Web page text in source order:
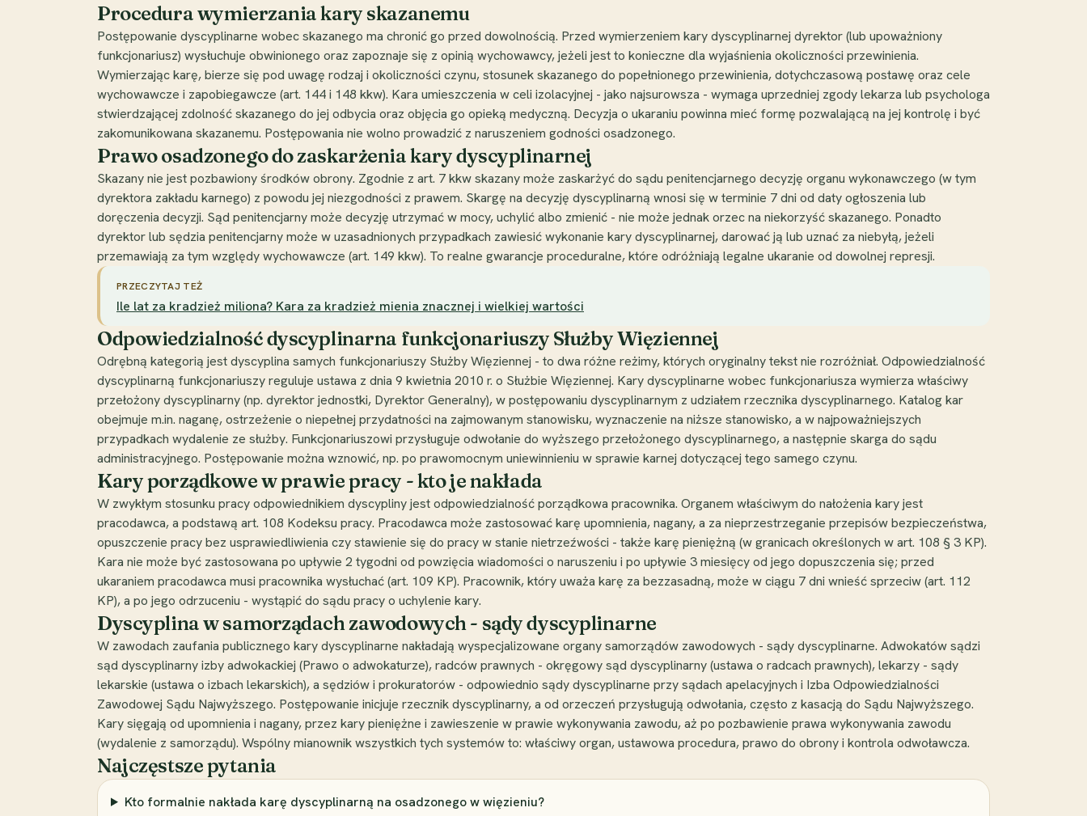
Procedura wymierzania kary skazanemu
Postępowanie dyscyplinarne wobec skazanego ma chronić go przed dowolnością. Przed wymierzeniem kary dyscyplinarnej dyrektor (lub upoważniony
funkcjonariusz) wysłuchuje obwinionego oraz zapoznaje się z opinią wychowawcy, jeżeli jest to konieczne dla wyjaśnienia okoliczności przewinienia.
Wymierzając karę, bierze się pod uwagę rodzaj i okoliczności czynu, stosunek skazanego do popełnionego przewinienia, dotychczasową postawę oraz cele
wychowawcze i zapobiegawcze (art. 144 i 148 kkw). Kara umieszczenia w celi izolacyjnej - jako najsurowsza - wymaga uprzedniej zgody lekarza lub psychologa
stwierdzającej zdolność skazanego do jej odbycia oraz objęcia go opieką medyczną. Decyzja o ukaraniu powinna mieć formę pozwalającą na jej kontrolę i być
zakomunikowana skazanemu. Postępowania nie wolno prowadzić z naruszeniem godności osadzonego.
Prawo osadzonego do zaskarżenia kary dyscyplinarnej
Skazany nie jest pozbawiony środków obrony. Zgodnie z art. 7 kkw skazany może zaskarżyć do sądu penitencjarnego decyzję organu wykonawczego (w tym
dyrektora zakładu karnego) z powodu jej niezgodności z prawem. Skargę na decyzję dyscyplinarną wnosi się w terminie 7 dni od daty ogłoszenia lub
doręczenia decyzji. Sąd penitencjarny może decyzję utrzymać w mocy, uchylić albo zmienić - nie może jednak orzec na niekorzyść skazanego. Ponadto
dyrektor lub sędzia penitencjarny może w uzasadnionych przypadkach zawiesić wykonanie kary dyscyplinarnej, darować ją lub uznać za niebyłą, jeżeli
przemawiają za tym względy wychowawcze (art. 149 kkw). To realne gwarancje proceduralne, które odróżniają legalne ukaranie od dowolnej represji.
PRZECZYTAJ TEŻ
Ile lat za kradzież miliona? Kara za kradzież mienia znacznej i wielkiej wartości
Odpowiedzialność dyscyplinarna funkcjonariuszy Służby Więziennej
Odrębną kategorią jest dyscyplina samych funkcjonariuszy Służby Więziennej - to dwa różne reżimy, których oryginalny tekst nie rozróżniał. Odpowiedzialność
dyscyplinarną funkcjonariuszy reguluje ustawa z dnia 9 kwietnia 2010 r. o Służbie Więziennej. Kary dyscyplinarne wobec funkcjonariusza wymierza właściwy
przełożony dyscyplinarny (np. dyrektor jednostki, Dyrektor Generalny), w postępowaniu dyscyplinarnym z udziałem rzecznika dyscyplinarnego. Katalog kar
obejmuje m.in. naganę, ostrzeżenie o niepełnej przydatności na zajmowanym stanowisku, wyznaczenie na niższe stanowisko, a w najpoważniejszych
przypadkach wydalenie ze służby. Funkcjonariuszowi przysługuje odwołanie do wyższego przełożonego dyscyplinarnego, a następnie skarga do sądu
administracyjnego. Postępowanie można wznowić, np. po prawomocnym uniewinnieniu w sprawie karnej dotyczącej tego samego czynu.
Kary porządkowe w prawie pracy - kto je nakłada
W zwykłym stosunku pracy odpowiednikiem dyscypliny jest odpowiedzialność porządkowa pracownika. Organem właściwym do nałożenia kary jest
pracodawca, a podstawą art. 108 Kodeksu pracy. Pracodawca może zastosować karę upomnienia, nagany, a za nieprzestrzeganie przepisów bezpieczeństwa,
opuszczenie pracy bez usprawiedliwienia czy stawienie się do pracy w stanie nietrzeźwości - także karę pieniężną (w granicach określonych w art. 108 § 3 KP).
Kara nie może być zastosowana po upływie 2 tygodni od powzięcia wiadomości o naruszeniu i po upływie 3 miesięcy od jego dopuszczenia się; przed
ukaraniem pracodawca musi pracownika wysłuchać (art. 109 KP). Pracownik, który uważa karę za bezzasadną, może w ciągu 7 dni wnieść sprzeciw (art. 112
KP), a po jego odrzuceniu - wystąpić do sądu pracy o uchylenie kary.
Dyscyplina w samorządach zawodowych - sądy dyscyplinarne
W zawodach zaufania publicznego kary dyscyplinarne nakładają wyspecjalizowane organy samorządów zawodowych - sądy dyscyplinarne. Adwokatów sądzi
sąd dyscyplinarny izby adwokackiej (Prawo o adwokaturze), radców prawnych - okręgowy sąd dyscyplinarny (ustawa o radcach prawnych), lekarzy - sądy
lekarskie (ustawa o izbach lekarskich), a sędziów i prokuratorów - odpowiednio sądy dyscyplinarne przy sądach apelacyjnych i Izba Odpowiedzialności
Zawodowej Sądu Najwyższego. Postępowanie inicjuje rzecznik dyscyplinarny, a od orzeczeń przysługują odwołania, często z kasacją do Sądu Najwyższego.
Kary sięgają od upomnienia i nagany, przez kary pieniężne i zawieszenie w prawie wykonywania zawodu, aż po pozbawienie prawa wykonywania zawodu
(wydalenie z samorządu). Wspólny mianownik wszystkich tych systemów to: właściwy organ, ustawowa procedura, prawo do obrony i kontrola odwoławcza.
Najczęstsze pytania
Kto formalnie nakłada karę dyscyplinarną na osadzonego w więzieniu?